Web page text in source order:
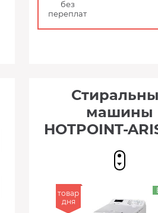
без
переплат
машины
HOTPOINT-
товар
дня